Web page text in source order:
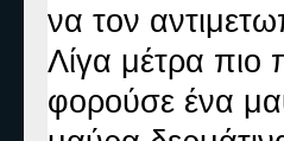
να τον
Λίγα μέτρα πιο
φορούσε ένα